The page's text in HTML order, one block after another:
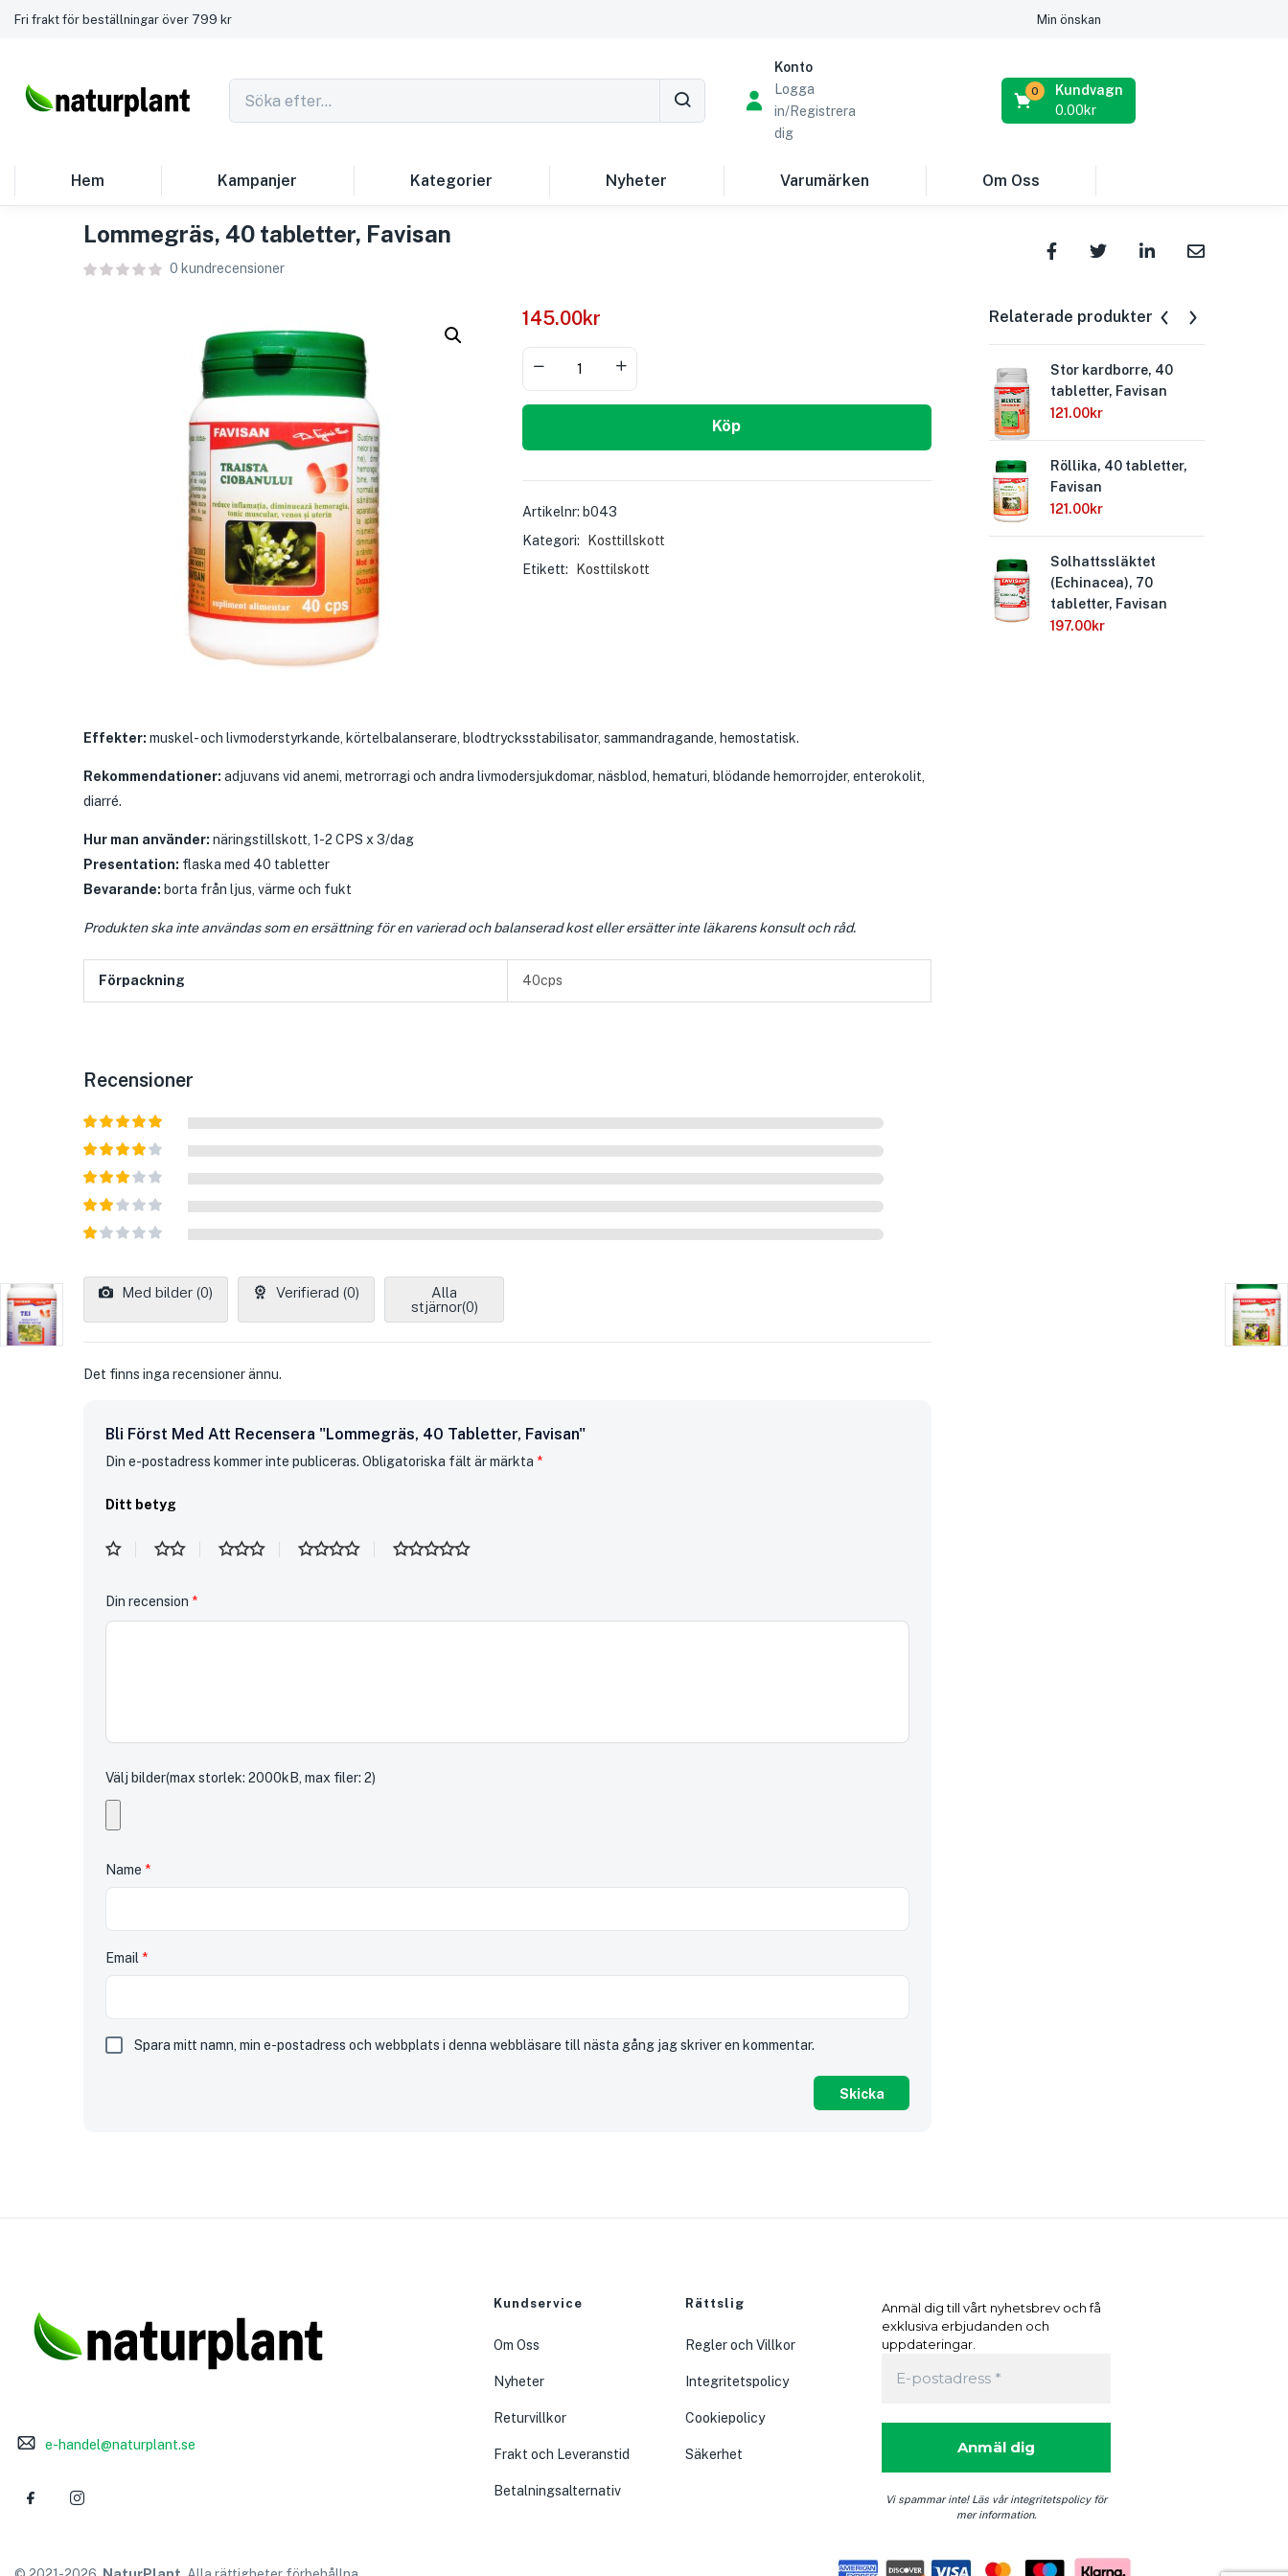
Fri frakt för beställningar över 799 kr Min önskan
Konto
Logga
in/Registrera
dig
Kundvagn
0
0.00kr
Hem Kampanjer Kategorier Nyheter Varumärken Om Oss
Lommegräs, 40 tabletter, Favisan
0 kundrecensioner
145.00kr
Köp
Artikelnr: b043
Kategori:
Kosttillskott
Etikett:
Kosttilskott
Effekter: muskel- och livmoderstyrkande, körtelbalanserare, blodtrycksstabilisator, sammandragande, hemostatisk.
Rekommendationer: adjuvans vid anemi, metrorragi och andra livmodersjukdomar, näsblod, hematuri, blödande hemorrojder, enterokolit,
diarré.
Hur man använder: näringstillskott, 1-2 CPS x 3/dag
Presentation: flaska med 40 tabletter
Bevarande: borta från ljus, värme och fukt
Produkten ska inte användas som en ersättning för en varierad och balanserad kost eller ersätter inte läkarens konsult och råd.
Förpackning 40cps
Recensioner
Betygsatt5
Betygsatt
4av 5
Betygsatt
3av 5
Betygsatt
2av
Med bilder (0) Verifierad (0)
Alla
stjärnor(0)
Det finns inga recensioner ännu.
Bli Först Med Att Recensera "Lommegräs, 40 Tabletter, Favisan"
Din e-postadress kommer inte publiceras. Obligatoriska fält är märkta *
Ditt betyg
Din recension *
Välj bilder(max storlek: 2000kB, max filer: 2)
Name *
Email *
Spara mitt namn, min e-postadress och webbplats i denna webbläsare till nästa gång jag skriver en kommentar.
Relaterade produkter
Stor kardborre, 40
tabletter, Favisan
121.00kr
Röllika, 40 tabletter,
Favisan
121.00kr
Solhattssläktet
(Echinacea), 70
tabletter, Favisan
197.00kr
e-handel@naturplant.se
Kundservice
Om Oss
Nyheter
Returvillkor
Frakt och Leveranstid
Betalningsalternativ
Rättslig
Regler och Villkor
Integritetspolicy
Cookiepolicy
Säkerhet
Anmäl dig till vårt nyhetsbrev och få
exklusiva erbjudanden och
uppdateringar.
Vi spammar inte! Läs vår integritetspolicy för
mer information.